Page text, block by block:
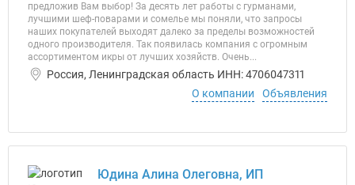
предложив Вам выбор! За десять лет работы с гурманами,
лучшими шеф-поварами и сомелье мы поняли, что запросы
наших покупателей выходят далеко за пределы возможностей
одного производителя. Так появилась компания с огромным
ассортиментом икры от лучших хозяйств. Очень...
Россия, Ленинградская область ИНН: 4706047311
О компании
Объявления
Юдина Алина Олеговна, ИП